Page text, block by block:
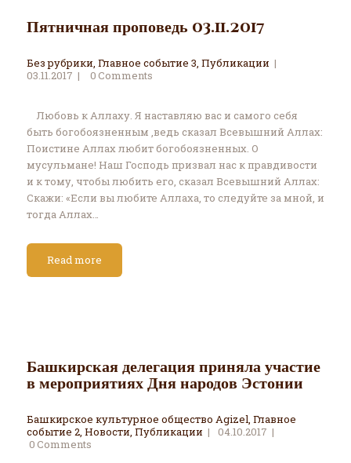
Пятничная проповедь 03.11.2017
Без рубрики, Главное событие 3, Публикации
03.11.2017
0Comments
Любовь к Аллаху. Я наставляю вас и самого себя
быть богобоязненным ,ведь сказал Всевышний Аллах:
Поистине Аллах любит богобоязненных. О
мусульмане! Наш Господь призвал нас к правдивости
и к тому, чтобы любить его, сказал Всевышний Аллах:
Скажи: «Если вы любите Аллаха, то следуйте за мной, и
тогда Аллах…
Read more
Башкирская делегация приняла участие
в мероприятиях Дня народов Эстонии
Башкирское культурное общество Agizel, Главное
событие 2, Новости, Публикации
04.10.2017
0Comments